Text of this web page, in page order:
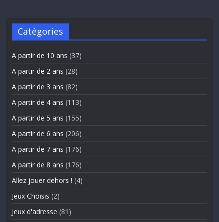
Catégories
A partir de 10 ans (37)
A partir de 2 ans (28)
A partir de 3 ans (82)
A partir de 4 ans (113)
A partir de 5 ans (155)
A partir de 6 ans (206)
A partir de 7 ans (176)
A partir de 8 ans (176)
Allez jouer dehors ! (4)
Jeux Choisis (2)
Jeux d'adresse (81)